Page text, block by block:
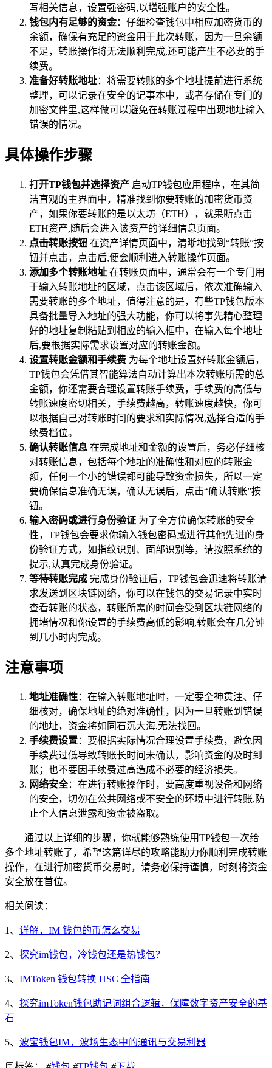
写相关信息，设置强密码,以增强账户的安全性。
钱包内有足够的资金：仔细检查钱包中相应加密货币的
余额，确保有充足的资金用于此次转账，因为一旦余额
不足，转账操作将无法顺利完成,还可能产生不必要的手
续费。
准备好转账地址：将需要转账的多个地址提前进行系统
整理，可以记录在安全的记事本中，或者存储在专门的
加密文件里,这样做可以避免在转账过程中出现地址输入
错误的情况。
具体操作步骤
打开TP钱包并选择资产 启动TP钱包应用程序，在其简
洁直观的主界面中，精准找到你要转账的加密货币资
产，如果你要转账的是以太坊（ETH），就果断点击
ETH资产,随后会进入该资产的详细信息页面。
点击转账按钮 在资产详情页面中，清晰地找到“转账”按
钮并点击，点击后,便会顺利进入转账操作页面。
添加多个转账地址 在转账页面中，通常会有一个专门用
于输入转账地址的区域，点击该区域后，依次准确输入
需要转账的多个地址，值得注意的是，有些TP钱包版本
具备批量导入地址的强大功能，你可以将事先精心整理
好的地址复制粘贴到相应的输入框中，在输入每个地址
后,要根据实际需求设置对应的转账金额。
设置转账金额和手续费 为每个地址设置好转账金额后，
TP钱包会凭借其智能算法自动计算出本次转账所需的总
金额，你还需要合理设置转账手续费，手续费的高低与
转账速度密切相关，手续费越高，转账速度越快，你可
以根据自己对转账时间的要求和实际情况,选择合适的手
续费档位。
确认转账信息 在完成地址和金额的设置后，务必仔细核
对转账信息，包括每个地址的准确性和对应的转账金
额，任何一个小的错误都可能导致资金损失，所以一定
要确保信息准确无误，确认无误后，点击“确认转账”按
钮。
输入密码或进行身份验证 为了全方位确保转账的安全
性，TP钱包会要求你输入钱包密码或进行其他先进的身
份验证方式，如指纹识别、面部识别等，请按照系统的
提示,认真完成身份验证。
等待转账完成 完成身份验证后，TP钱包会迅速将转账请
求发送到区块链网络，你可以在钱包的交易记录中实时
查看转账的状态，转账所需的时间会受到区块链网络的
拥堵情况和你设置的手续费高低的影响,转账会在几分钟
到几小时内完成。
注意事项
地址准确性：在输入转账地址时，一定要全神贯注、仔
细核对，确保地址的绝对准确性，因为一旦转账到错误
的地址，资金将如同石沉大海,无法找回。
手续费设置：要根据实际情况合理设置手续费，避免因
手续费过低导致转账长时间未确认，影响资金的及时到
账；也不要因手续费过高造成不必要的经济损失。
网络安全：在进行转账操作时，要高度重视设备和网络
的安全，切勿在公共网络或不安全的环境中进行转账,防
止个人信息泄露和资金被盗取。
通过以上详细的步骤，你就能够熟练使用TP钱包一次给
多个地址转账了，希望这篇详尽的攻略能助力你顺利完成转账
操作，在进行加密货币交易时，请务必保持谨慎，时刻将资金
安全放在首位。
相关阅读：
1、 详解，IM 钱包的币怎么交易
2、 探究im钱包，冷钱包还是热钱包？
3、 IMToken 钱包转换 HSC 全指南
4、 探究imToken钱包助记词组合逻辑，保障数字资产安全的基
石
5、 波宝钱包IM，波场生态中的通讯与交易利器